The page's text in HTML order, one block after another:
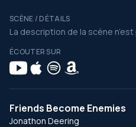
SCÈNE / DÉTAILS
La description de la scène
ÉCOUTER SUR
Friends Become Enemies
Jonathon Deering